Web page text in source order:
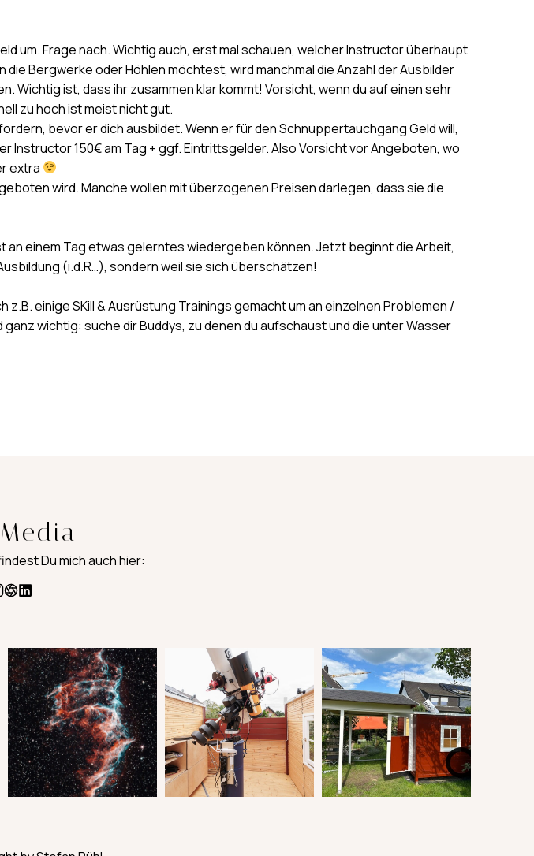
um. Frage nach. Wichtig auch, erst mal schauen, welcher Instructor überhaupt
Bergwerke oder Höhlen möchtest, wird manchmal die Anzahl der Ausbilder
Wichtig ist, dass ihr zusammen klar kommt! Vorsicht, wenn du auf einen sehr
zu hoch ist meist nicht gut.
bevor er dich ausbildet. Wenn er für den Schnuppertauchgang Geld will,
Instructor 150€ am Tag + ggf. Eintrittsgelder. Also Vorsicht vor Angeboten, wo
extra
wird. Manche wollen mit überzogenen Preisen darlegen, dass sie die
an einem Tag etwas gelerntes wiedergeben können. Jetzt beginnt die Arbeit,
(i.d.R…), sondern weil sie sich überschätzen!
einige SKill & Ausrüstung Trainings gemacht um an einzelnen Problemen /
wichtig: suche dir Buddys, zu denen du aufschaust und die unter Wasser
Du mich auch hier: